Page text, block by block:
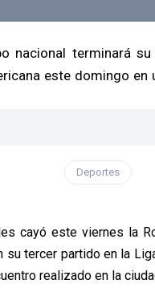
nacional terminará
este domingo en
Deportes
cayó este viernes la
su tercer partido en la
realizado en la